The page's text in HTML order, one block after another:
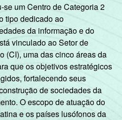
se um Centro de Categoria 2
tipo dedicado ao
da informação e do
vinculado ao Setor de
(CI), uma das cinco áreas da
que os objetivos estratégicos
fortalecendo seus
de sociedades da
O escopo de atuação do
e os países lusófonos da